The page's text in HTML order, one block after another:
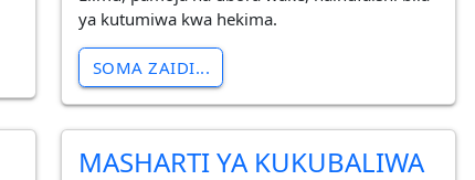
ya kutumiwa kwa hekima.
SOMA ZAIDI...
MASHARTI YA KUKUBALIWA